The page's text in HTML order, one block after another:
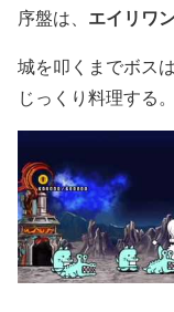
序盤は、 エイリワ
城を叩くまでボス
じっくり料理する。